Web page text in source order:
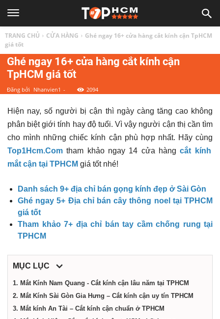
HCM
Top
địa
điểm,
tại
Thành
TRANG CHỦ CỬA HÀNG
Ghé ngay 16+ cửa hàng cắt kính cận TpHCM
giá tốt
Ghé ngay 16+ cửa hàng cắt kính cận
TpHCM giá tốt
Đăng bởi Nhanvien1 - 2094
Hiện nay, số người bị cận thì ngày càng tăng cao không
phân biệt giới tính hay độ tuổi. Vì vậy người cận thị cần tìm
cho mình những chiếc kính cận phù hợp nhất. Hãy cùng
Top1Hcm.Com tham khảo ngay 14 cửa hàng cắt kính
mắt cận tại TPHCM giá tốt nhé!
Danh sách 9+ địa chỉ bán gọng kính đẹp ở Sài Gòn
Ghé ngay 5+ Địa chỉ bán cây thông noel tại TPHCM
giá tốt
Tham khảo 7+ địa chỉ bán tay cầm chống rung tại
TPHCM
MỤC LỤC
1. Mắt Kính Nam Quang - Cắt kính cận lâu năm tại TPHCM
2. Mắt Kính Sài Gòn Gia Hưng – Cắt kính cận uy tín TPHCM
3. Mắt kính An Tài – Cắt kính cận chuẩn ở TPHCM